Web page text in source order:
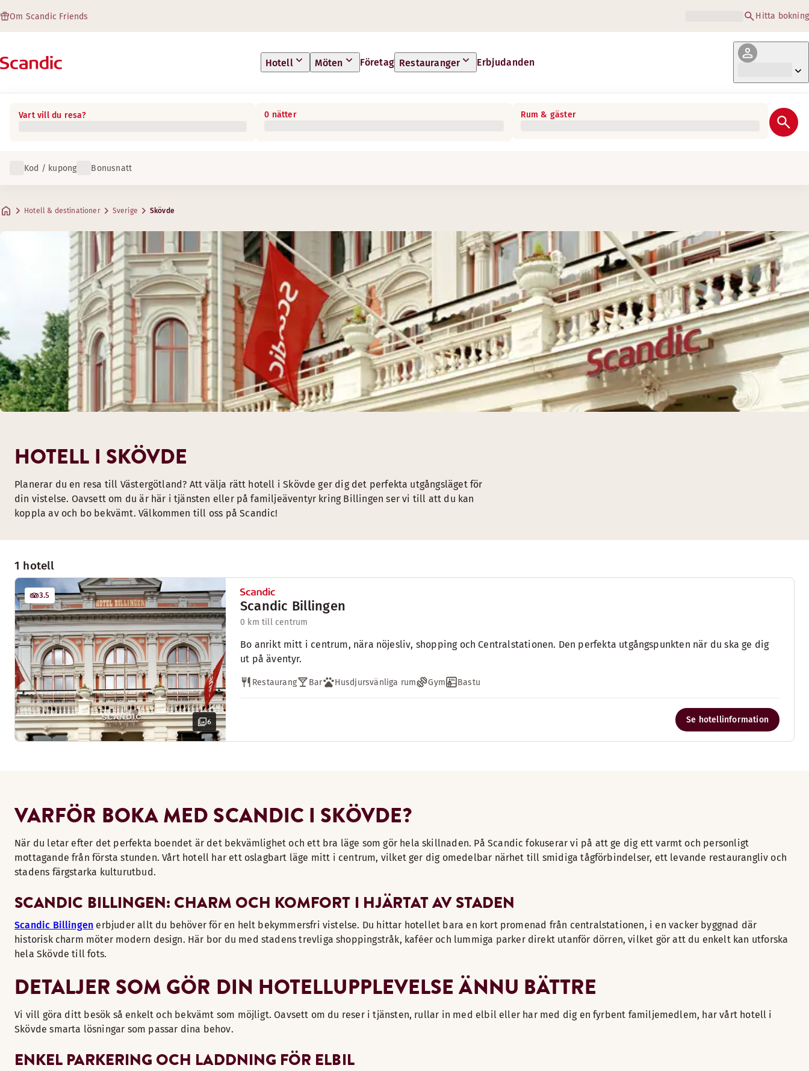
Om Scandic Friends Hitta bokning
Hotell Möten Företag Restauranger Erbjudanden
Vart vill du resa? 0 nätter Rum & gäster
Kod / kupong Bonusnatt
Hotell & destinationer Sverige Skövde
1 hotell
6
3.5
Scandic Billingen
0 km till centrum
Bo anrikt mitt i centrum, nära nöjesliv, shopping och Centralstationen. Den perfekta utgångspunkten när du ska ge dig
ut på äventyr.
Restaurang Bar Husdjursvänliga rum Gym Bastu
Se hotellinformation
VARFÖR BOKA MED SCANDIC I SKÖVDE?
När du letar efter det perfekta boendet är det bekvämlighet och ett bra läge som gör hela skillnaden. På Scandic fokuserar vi på att ge dig ett varmt och personligt
mottagande från första stunden. Vårt hotell har ett oslagbart läge mitt i centrum, vilket ger dig omedelbar närhet till smidiga tågförbindelser, ett levande restaurangliv och
stadens färgstarka kulturutbud.
SCANDIC BILLINGEN: CHARM OCH KOMFORT I HJÄRTAT AV STADEN
Scandic Billingen erbjuder allt du behöver för en helt bekymmersfri vistelse. Du hittar hotellet bara en kort promenad från centralstationen, i en vacker byggnad där
historisk charm möter modern design. Här bor du med stadens trevliga shoppingstråk, kaféer och lummiga parker direkt utanför dörren, vilket gör att du enkelt kan utforska
hela Skövde till fots.
DETALJER SOM GÖR DIN HOTELLUPPLEVELSE ÄNNU BÄTTRE
Vi vill göra ditt besök så enkelt och bekvämt som möjligt. Oavsett om du reser i tjänsten, rullar in med elbil eller har med dig en fyrbent familjemedlem, har vårt hotell i
Skövde smarta lösningar som passar dina behov.
ENKEL PARKERING OCH LADDNING FÖR ELBIL
HOTELL I SKÖVDE
Planerar du en resa till Västergötland? Att välja rätt hotell i Skövde ger dig det perfekta utgångsläget för
din vistelse. Oavsett om du är här i tjänsten eller på familjeäventyr kring Billingen ser vi till att du kan
koppla av och bo bekvämt. Välkommen till oss på Scandic!